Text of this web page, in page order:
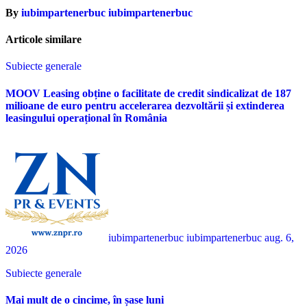
By iubimpartenerbuc iubimpartenerbuc
Articole similare
Subiecte generale
MOOV Leasing obține o facilitate de credit sindicalizat de 187
milioane de euro pentru accelerarea dezvoltării și extinderea
leasingului operațional în România
iubimpartenerbuc iubimpartenerbuc aug. 6,
2026
Subiecte generale
Mai mult de o cincime, în șase luni